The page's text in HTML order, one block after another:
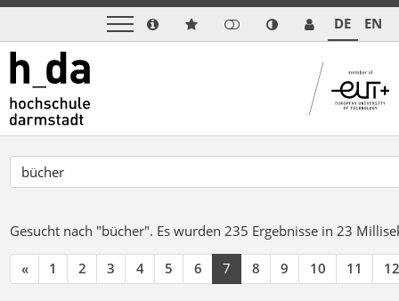
DE EN
Gesucht nach "bücher". Es wurden 235 Ergebnisse in 23
« 1 2 3 4 5 6 7 8 9 10 11 12